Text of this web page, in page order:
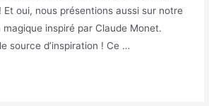
Et oui, nous présentions aussi sur notre
inspiré par Claude Monet.
source d’inspiration ! Ce …